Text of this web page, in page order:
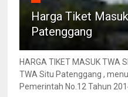
Harga Tiket
Patenggang
HARGA TIKET MASUK TWA
TWA Situ Patenggang ,
Pemerintah No.12 Tahun